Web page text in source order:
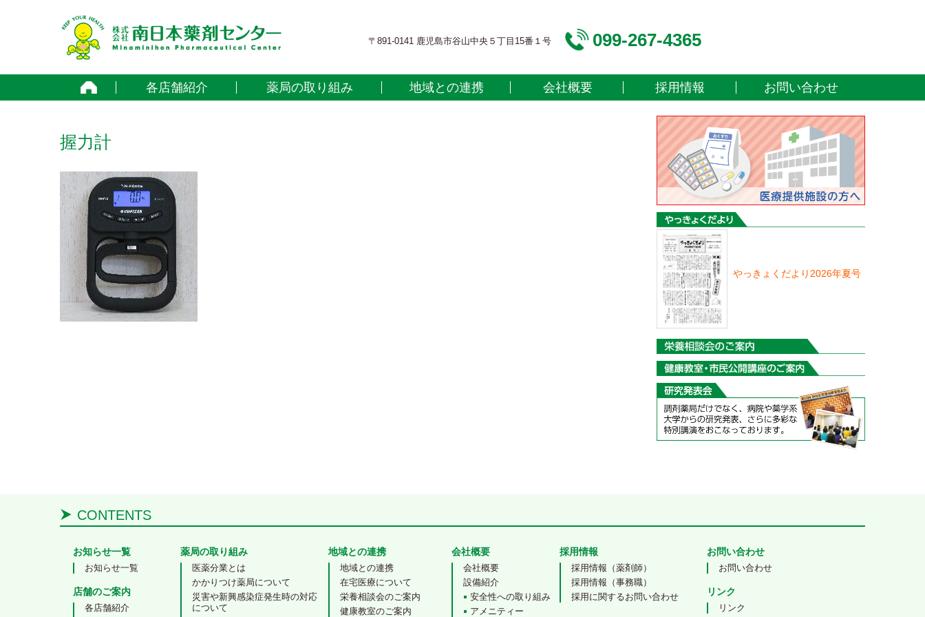
〒891-0141 鹿児島市谷山中央５丁目15番１号 099-267-4365
home各店舗紹介 薬局の取り組み 地域との連携 会社概要 採用情報 お問い合わせ
握力計
やっきょくだより2026年夏号
CONTENTS
お知らせ一覧
お知らせ一覧
店舗のご案内
各店舗紹介
薬局の取り組み
医薬分業とは
かかりつけ薬局について
災害や新興感染症発生時の対応
について
地域との連携
地域との連携
在宅医療について
栄養相談会のご案内
健康教室のご案内
会社概要
会社概要
設備紹介
安全性への取り組み
アメニティー
採用情報
採用情報（薬剤師）
採用情報（事務職）
採用に関するお問い合わせ
お問い合わせ
お問い合わせ
リンク
リンク